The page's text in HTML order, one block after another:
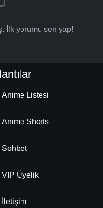
İlk yorumu sen yap!
Anime Listesi
Anime Shorts
Sohbet
VIP Üyelik
İletişim